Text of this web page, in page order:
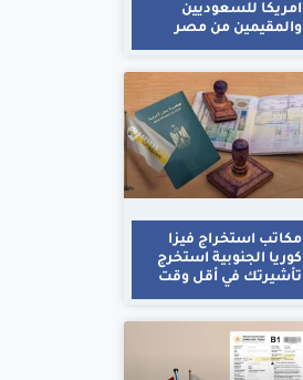
امريكا للسعوديين
والمقيمين من مصر
مكاتب استخراج فيزا
كوريا الجنوبية استخرج
تأشيرتك في أقل وقت